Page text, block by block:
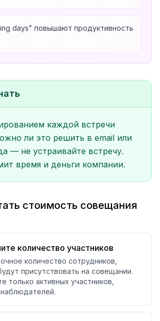
days" повышают продуктивность
каждой встречи
ли это решить в email или
— не устраивайте встречу.
время и деньги компании.
стоимость совещания
количество участников
количество сотрудников,
присутствовать на совещании.
только активных участников,